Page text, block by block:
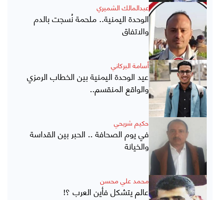
عبدالمالك الشميري
الوحدة اليمنية.. ملحمة نُسجت بالدم
والاتفاق
أسامة البركاني
عيد الوحدة اليمنية بين الخطاب الرمزي
والواقع المنقسم..
حكيم شريحي
في يوم الصحافة .. الحبر بين القداسة
والخيانة
محمد علي محسن
عالم يتشكل فأين العرب ؟!